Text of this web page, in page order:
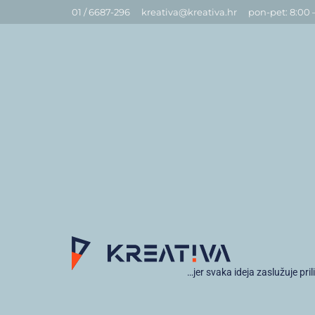
01 / 6687-296 kreativa@kreativa.hr pon-pet: 8:00
…jer svaka ideja zaslužuje